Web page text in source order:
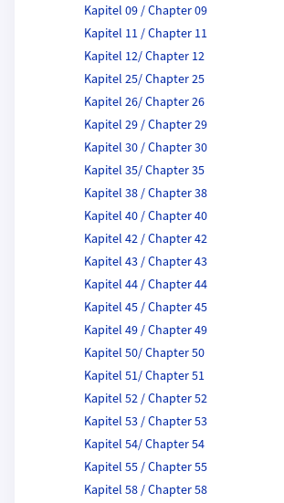
Kapitel 09 / Chapter 09
Kapitel 11 / Chapter 11
Kapitel 12/ Chapter 12
Kapitel 25/ Chapter 25
Kapitel 26/ Chapter 26
Kapitel 29 / Chapter 29
Kapitel 30 / Chapter 30
Kapitel 35/ Chapter 35
Kapitel 38 / Chapter 38
Kapitel 40 / Chapter 40
Kapitel 42 / Chapter 42
Kapitel 43 / Chapter 43
Kapitel 44 / Chapter 44
Kapitel 45 / Chapter 45
Kapitel 49 / Chapter 49
Kapitel 50/ Chapter 50
Kapitel 51/ Chapter 51
Kapitel 52 / Chapter 52
Kapitel 53 / Chapter 53
Kapitel 54/ Chapter 54
Kapitel 55 / Chapter 55
Kapitel 58 / Chapter 58